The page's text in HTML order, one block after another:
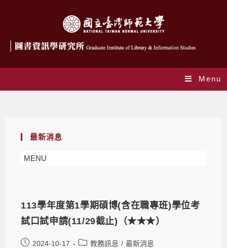
Menu
最新消息
MENU
113學年度第1學期碩博(含在職專班)學位考
試口試申請(11/29截止)（★★★）
2024-10-17 教務訊息 / 最新消息